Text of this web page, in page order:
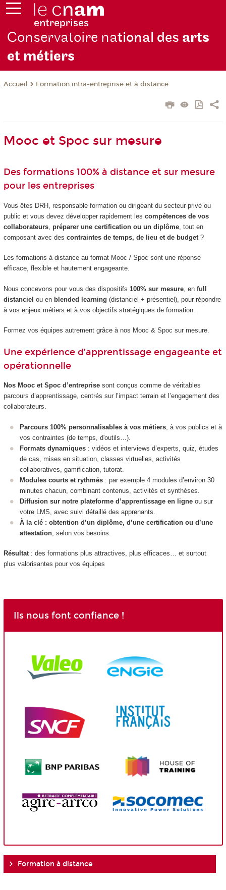
Conservatoire national des arts
et métiers
Accueil Formation intra-entreprise et à distance
Mooc et Spoc sur mesure
Des formations 100% à distance et sur mesure
pour les entreprises
Vous êtes DRH, responsable formation ou dirigeant du secteur privé ou
public et vous devez développer rapidement les compétences de vos
collaborateurs, préparer une certification ou un diplôme, tout en
composant avec des contraintes de temps, de lieu et de budget?
Les formations à distance au format Mooc / Spoc sont une réponse
efficace, flexible et hautement engageante.
Nous concevons pour vous des dispositifs 100% sur mesure, en full
distanciel ou en blended learning (distanciel + présentiel), pour répondre
à vos enjeux métiers et à vos objectifs stratégiques de formation.
Formez vos équipes autrement grâce à nos Mooc & Spoc sur mesure.
Une expérience d’apprentissage engageante et
opérationnelle
Nos Mooc et Spoc d’entreprisesont conçus comme de véritables
parcours d’apprentissage, centrés sur l’impact terrain et l’engagement des
collaborateurs.
Parcours 100% personnalisables à vos métiers , à vos publics et à
vos contraintes (de temps, d'outils…).
Formats dynamiques : vidéos et interviews d’experts, quiz, études
de cas, mises en situation, classes virtuelles, activités
collaboratives, gamification, tutorat.
Modules courts et rythmés : par exemple 4 modules d’environ 30
minutes chacun, combinant contenus, activités et synthèses.
Diffusion sur notre plateforme d’apprentissage en ligne ou sur
votre LMS, avec suivi détaillé des apprenants.
À la clé : obtention d’un diplôme, d’une certification ou d’une
attestation , selon vos besoins.
Résultat: des formations plus attractives, plus efficaces… et surtout
plus valorisantes pour vos équipes
Ils nous font confiance !
Formation à distance